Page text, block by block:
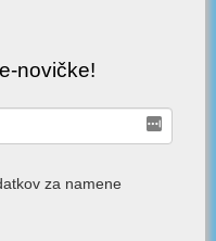
novičke!
za namene